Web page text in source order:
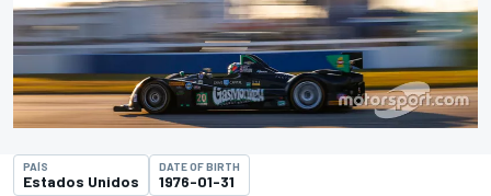
PAÍS
Estados Unidos
DATE OF BIRTH
1976-01-31